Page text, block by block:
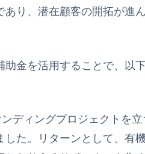
り、潜在顧客の開拓が進
金を活用することで、以
ディングプロジェクトを
た。リターンとして、有